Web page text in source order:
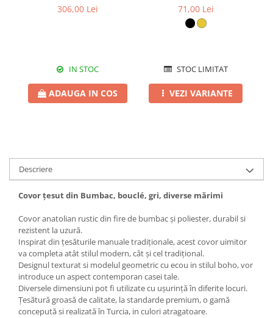
Family 850 litri 232 x 232
306,00 Lei
IN STOC
ADAUGA IN COS
protecție UV 400, cu toc
cadou, OSB41
71,00 Lei
STOC LIMITAT
VEZI VARIANTE
Descriere
Covor țesut din Bumbac, bouclé, gri, diverse mărimi
Covor anatolian rustic din fire de bumbac și poliester, durabil si
rezistent la uzură.
Inspirat din țesăturile manuale tradiționale, acest covor uimitor
va completa atât stilul modern, cât și cel tradițional.
Designul texturat si modelul geometric cu ecou in stilul boho, vor
introduce un aspect contemporan casei tale.
Diversele dimensiuni pot fi utilizate cu ușurință în diferite locuri.
Țesătură groasă de calitate, la standarde premium, o gamă
concepută si realizată în Turcia, in culori atragatoare.